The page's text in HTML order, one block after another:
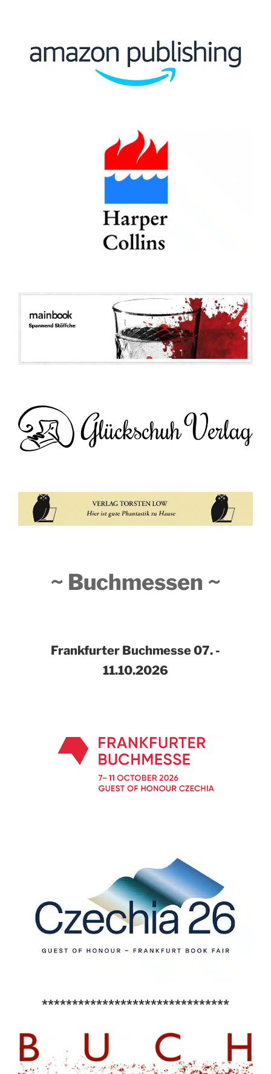
~ Buchmessen ~
Frankfurter Buchmesse07. -
11.10.2026
*******************************